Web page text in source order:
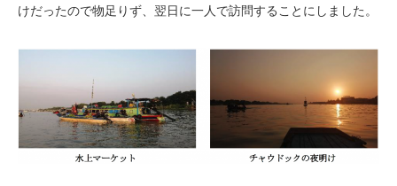
けだったので物足りず、翌日に一人で訪問することにしました。